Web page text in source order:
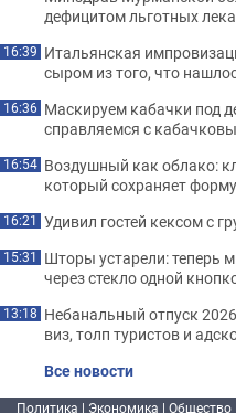
дефицитом льготных
16:39 Итальянская
сыром из того, что
16:36 Маскируем кабачки под
справляемся с
16:54 Воздушный как облако:
который сохраняет форму
16:21 Удивил гостей кексом с
15:31 Шторы устарели: теперь
через стекло одной
13:18 Небанальный отпуск
виз, толп туристов и
Все новости
Политика | Экономика | Общество